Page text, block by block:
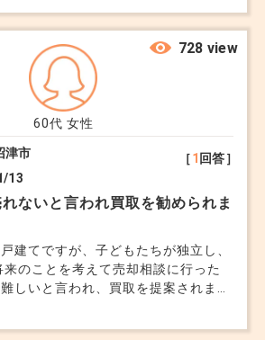
っていました。 もし当時の領収書
何が困るのでしょうか
60代 女性
津市
13
［1 回答］
728 view
ないと言われ買取を勧められま
建てですが、子どもたちが独立し、
のことを考えて売却相談に行った
しいと言われ、買取を提案されまし
き取ってもらえるだけありがたい気